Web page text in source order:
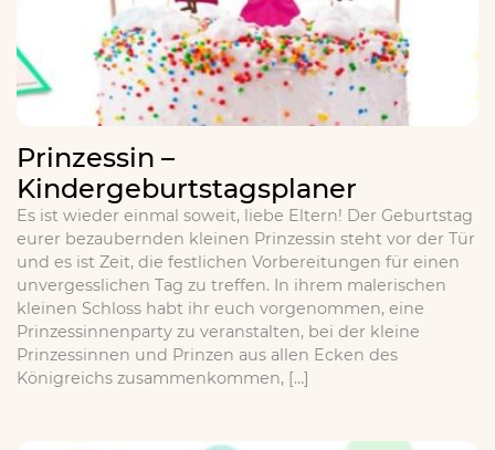
Prinzessin –
Kindergeburtstagsplaner
Es ist wieder einmal soweit, liebe Eltern! Der Geburtstag
eurer bezaubernden kleinen Prinzessin steht vor der Tür
und es ist Zeit, die festlichen Vorbereitungen für einen
unvergesslichen Tag zu treffen. In ihrem malerischen
kleinen Schloss habt ihr euch vorgenommen, eine
Prinzessinnenparty zu veranstalten, bei der kleine
Prinzessinnen und Prinzen aus allen Ecken des
Königreichs zusammenkommen, […]